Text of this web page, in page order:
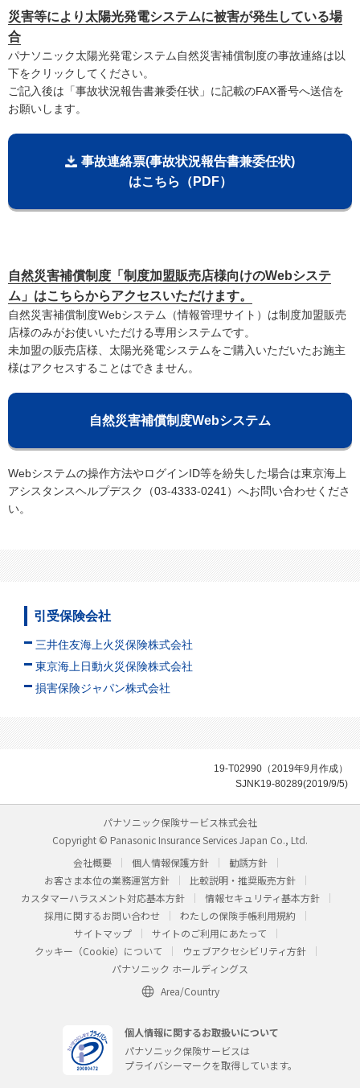
災害等により太陽光発電システムに被害が発生している場
合
パナソニック太陽光発電システム自然災害補償制度の事故連絡は以
下をクリックしてください。
ご記入後は「事故状況報告書兼委任状」に記載のFAX番号へ送信を
お願いします。
事故連絡票(事故状況報告書兼委任状)
はこちら（PDF）
自然災害補償制度「制度加盟販売店様向けのWebシステ
ム」はこちらからアクセスいただけます。
自然災害補償制度Webシステム（情報管理サイト）は制度加盟販売
店様のみがお使いいただける専用システムです。
未加盟の販売店様、太陽光発電システムをご購入いただいたお施主
様はアクセスすることはできません。
自然災害補償制度Webシステム
Webシステムの操作方法やログインID等を紛失した場合は東京海上
アシスタンスヘルプデスク（03-4333-0241）へお問い合わせくださ
い。
引受保険会社
三井住友海上火災保険株式会社
東京海上日動火災保険株式会社
損害保険ジャパン株式会社
19-T02990（2019年9月作成）
SJNK19-80289(2019/9/5)
パナソニック保険サービス株式会社
Copyright © Panasonic Insurance Services Japan Co., Ltd.
会社概要
個人情報保護方針
勧誘方針
お客さま本位の業務運営方針
比較説明・推奨販売方針
カスタマーハラスメント対応基本方針
情報セキュリティ基本方針
採用に関するお問い合わせ
わたしの保険手帳利用規約
サイトマップ
サイトのご利用にあたって
クッキー（Cookie）について
ウェブアクセシビリティ方針
パナソニック ホールディングス
Area/Country
個人情報に関するお取扱いについて
パナソニック保険サービスは
プライバシーマークを取得しています。